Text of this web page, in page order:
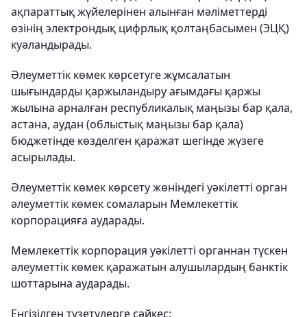
ақпараттық жүйелерінен алынған мәліметтерді
өзінің электрондық цифрлық қолтаңбасымен (ЭЦҚ)
куәландырады.
Әлеуметтік көмек көрсетуге жұмсалатын
шығындарды қаржыландыру ағымдағы қаржы
жылына арналған республикалық маңызы бар қала,
астана, аудан (облыстық маңызы бар қала)
бюджетінде көзделген қаражат шегінде жүзеге
асырылады.
Әлеуметтік көмек көрсету жөніндегі уәкілетті орган
әлеуметтік көмек сомаларын Мемлекеттік
корпорацияға аударады.
Мемлекеттік корпорация уәкілетті органнан түскен
әлеуметтік көмек қаражатын алушылардың банктік
шоттарына аударады.
Енгізілген түзетулерге сәйкес: